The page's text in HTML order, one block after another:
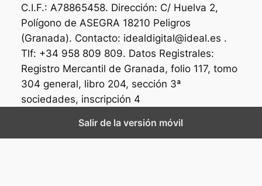
C.I.F.: A78865458. Dirección: C/ Huelva 2,
Polígono de ASEGRA 18210 Peligros
(Granada). Contacto: idealdigital@ideal.es .
Tlf: +34 958 809 809. Datos Registrales:
Registro Mercantil de Granada, folio 117, tomo
304 general, libro 204, sección 3ª
sociedades, inscripción 4
Salir de la versión móvil